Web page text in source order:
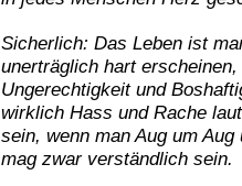
Sicherlich: Das Leben ist
unerträglich hart
Ungerechtigkeit und
wirklich Hass und Rache
sein, wenn man Aug um
mag zwar verständlich sein.